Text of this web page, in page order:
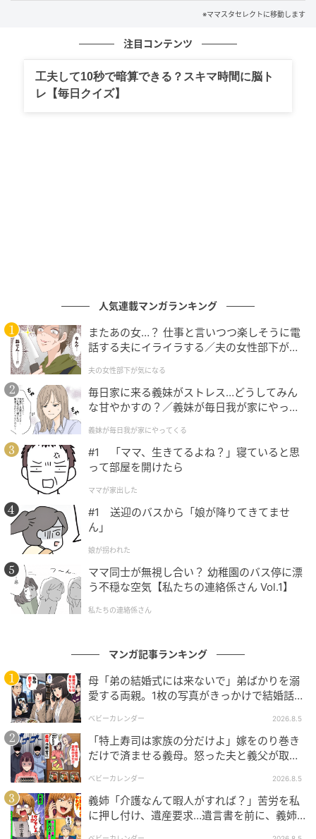
出典：select.mamastar.jp
出典：select.mamastar.jp
【編集部コメント】
くれているはず。「老後は安心」かはわかりません
が、成長とともに母の頑張りには気づいてくれるので
はないでしょうか。
だからこんな（一方的な）争いはやめにして、4人で当
時の思い出を懐かしみながら楽しみましょうよ！
ね、マドカさん？
出かけることさえ一苦労
※ママスタセレクトに移動します
注目コンテンツ
工夫して10秒で暗算できる？スキマ時間に脳ト
レ【毎日クイズ】
人気連載マンガランキング
またあの女…？ 仕事と言いつつ楽しそうに電
話する夫にイライラする／夫の女性部下が気
夫の女性部下が気になる
毎日家に来る義妹がストレス…どうしてみん
な甘やかすの？／義妹が毎日我が家にやって
が】
義妹が毎日我が家にやってくる
#1 「ママ、生きてるよね？」寝ていると思
って部屋を開けたら
ママが家出した
#1 送迎のバスから「娘が降りてきてませ
ん」
娘が拐われた
ママ同士が無視し合い？ 幼稚園のバス停に漂
う不穏な空気【私たちの連絡係さん Vol.1】
私たちの連絡係さん
マンガ記事ランキング
母「弟の結婚式には来ないで」弟ばかりを溺
愛する両親。1枚の写真がきっかけで結婚話が
ベビーカレンダー 2026.8.5
「特上寿司は家族の分だけよ」嫁をのり巻き
だけで済ませる義母。怒った夫と義父が取っ
ベビーカレンダー 2026.8.5
義姉「介護なんて暇人がすれば？」苦労を私
に押し付け、遺産要求…遺言書を前に、義姉